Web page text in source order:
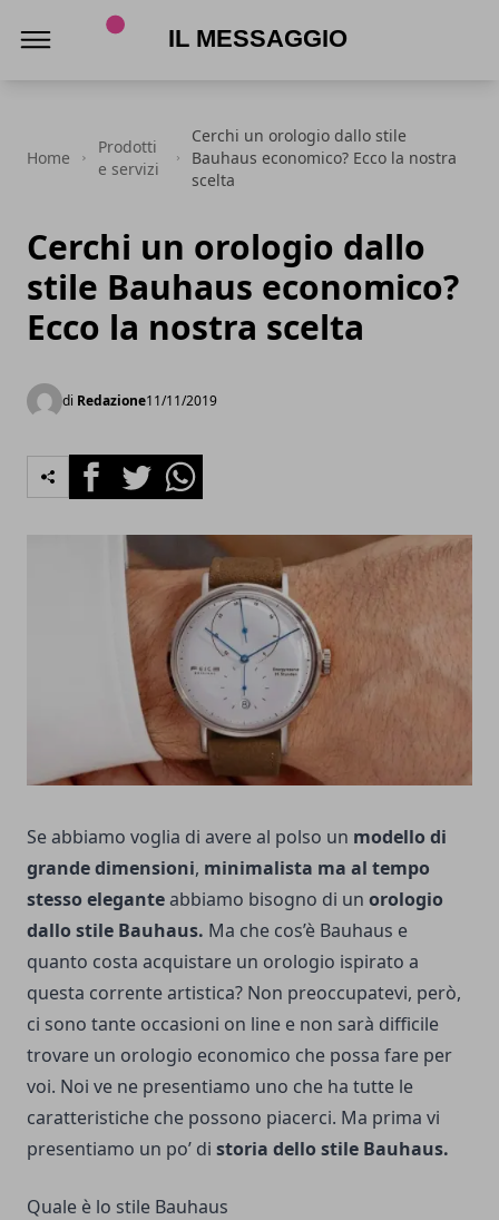
Home
Prodotti
e servizi
Cerchi un orologio dallo stile
Bauhaus economico? Ecco la nostra
scelta
Cerchi un orologio dallo
stile Bauhaus economico?
Ecco la nostra scelta
di Redazione11/11/2019
FacebookTwitterWhatsapp
Se abbiamo voglia di avere al polso un modello di
grande dimensioni, minimalista ma al tempo
stesso eleganteabbiamo bisogno di un orologio
dallo stile Bauhaus. Ma che cos’è Bauhaus e
quanto costa acquistare un orologio ispirato a
questa corrente artistica? Non preoccupatevi, però,
ci sono tante occasioni on line e non sarà difficile
trovare un orologio economico che possa fare per
voi. Noi ve ne presentiamo uno che ha tutte le
caratteristiche che possono piacerci. Ma prima vi
presentiamo un po’ di storia dello stile Bauhaus.
Quale è lo stile Bauhaus